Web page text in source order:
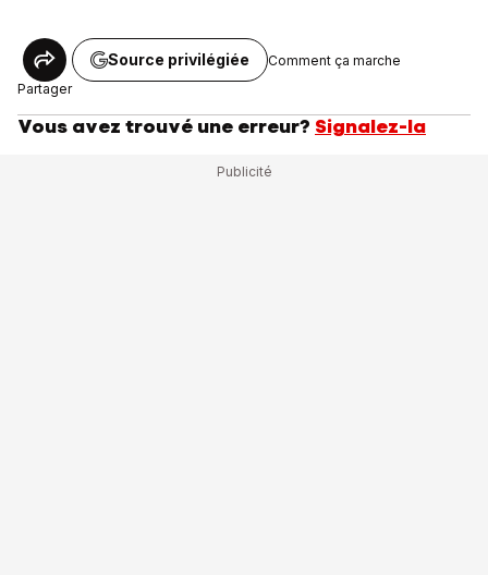
Partager
Source privilégiée Comment ça marche
Vous avez trouvé une erreur? Signalez-la